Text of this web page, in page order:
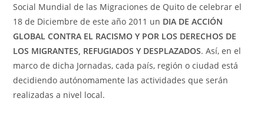
Social Mundial de las Migraciones de Quito de celebrar el
18 de Diciembre de este año 2011 un DIA DE ACCIÓN
GLOBAL CONTRA EL RACISMO Y POR LOS DERECHOS DE
LOS MIGRANTES, REFUGIADOS Y DESPLAZADOS. Así, en el
marco de dicha Jornadas, cada país, región o ciudad está
decidiendo autónomamente las actividades que serán
realizadas a nivel local.